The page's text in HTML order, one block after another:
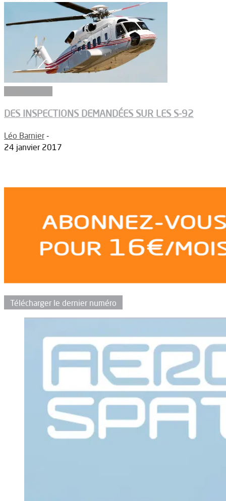
DES INSPECTIONS DEMANDÉES SUR LES S-92
Léo Barnier -
24 janvier 2017
Télécharger le dernier numéro